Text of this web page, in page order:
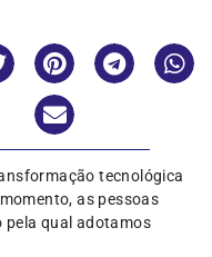
tecnológica
as pessoas
pela qual adotamos